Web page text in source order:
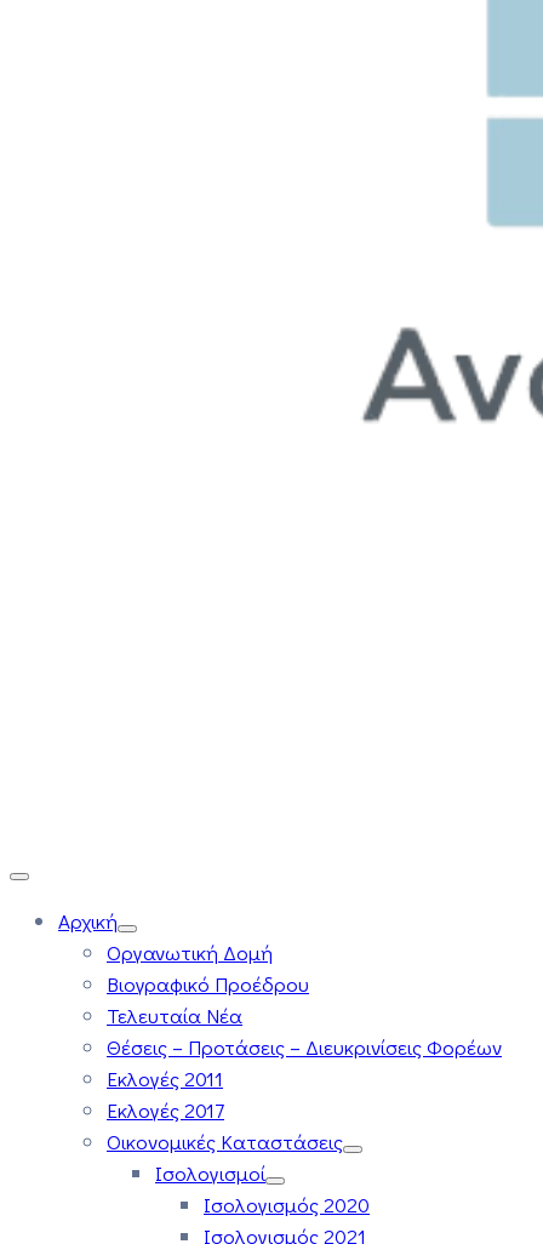
Αρχική
Οργανωτική Δομή
Βιογραφικό Προέδρου
Τελευταία Νέα
Θέσεις – Προτάσεις – Διευκρινίσεις Φορέων
Εκλογές 2011
Εκλογές 2017
Οικονομικές Καταστάσεις
Ισολογισμοί
Ισολογισμός 2020
Ισολογισμός 2021